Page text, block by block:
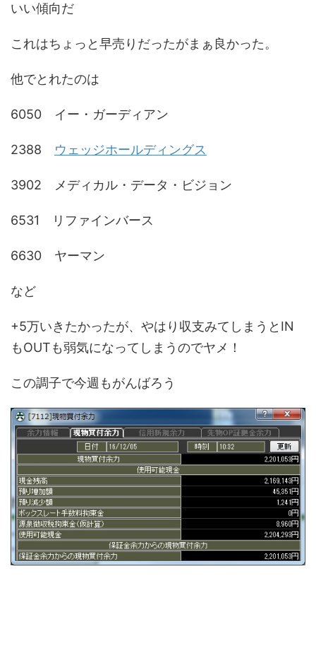
いい傾向だ
これはちょっと早売りだったがまぁ良かった。
他でとれたのは
6050 イー・ガーディアン
2388 ウェッジホールディングス
3902 メディカル・データ・ビジョン
6531 リファインバース
6630 ヤーマン
など
+5万いきたかったが、やはり収支みてしまうとIN
もOUTも弱気になってしまうのでヤメ！
この調子で今週もがんばろう